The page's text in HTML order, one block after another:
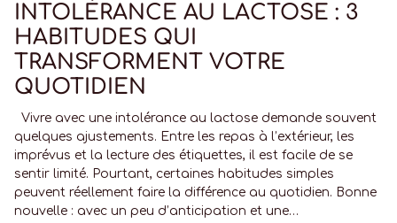
INTOLÉRANCE AU LACTOSE : 3
HABITUDES QUI
TRANSFORMENT VOTRE
QUOTIDIEN
Vivre avec une intolérance au lactose demande souvent
quelques ajustements. Entre les repas à l’extérieur, les
imprévus et la lecture des étiquettes, il est facile de se
sentir limité. Pourtant, certaines habitudes simples
peuvent réellement faire la différence au quotidien. Bonne
nouvelle : avec un peu d’anticipation et une…